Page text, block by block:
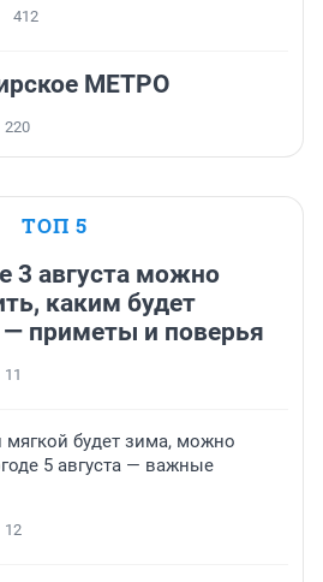
412
МЕТРО
220
ТОП 5
3 августа можно
каким будет
— приметы и поверья
11
мягкой будет зима, можно
5 августа — важные
12